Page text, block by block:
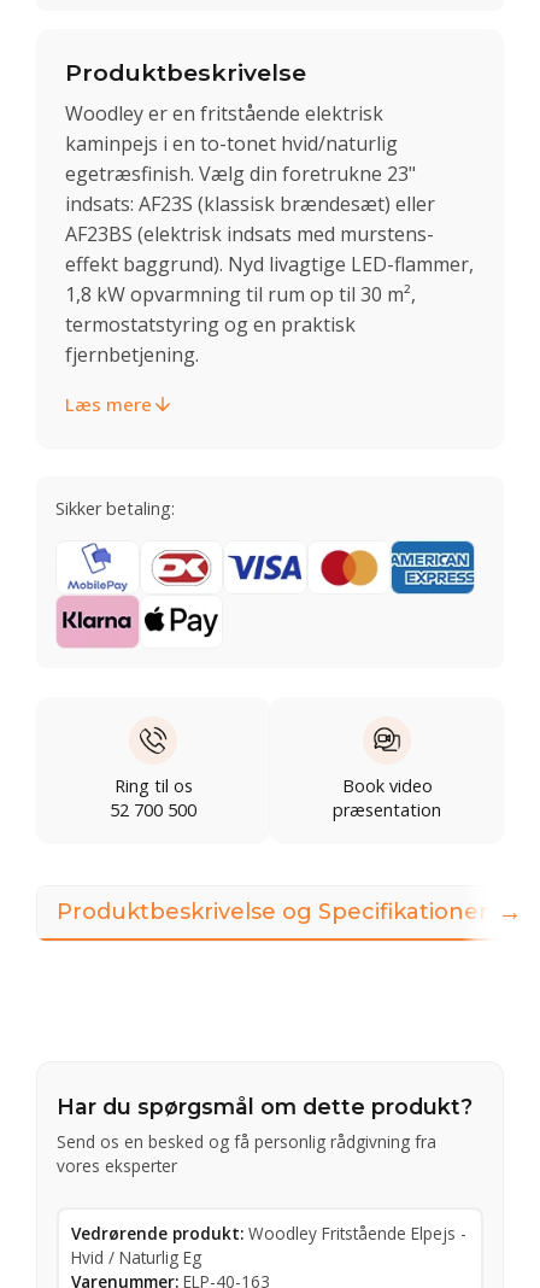
Produktbeskrivelse
Woodley er en fritstående elektrisk
kaminpejs i en to-tonet hvid/naturlig
egetræsfinish. Vælg din foretrukne 23"
indsats: AF23S (klassisk brændesæt) eller
AF23BS (elektrisk indsats med murstens-
effekt baggrund). Nyd livagtige LED-flammer,
1,8 kW opvarmning til rum op til 30 m²,
termostatstyring og en praktisk
fjernbetjening.
Læs mere
Sikker betaling:
Ring til os
52 700 500
Book video
præsentation
Produktbeskrivelse og Specifikationer
Har du spørgsmål om dette produkt?
Send os en besked og få personlig rådgivning fra
vores eksperter
Vedrørende produkt: Woodley Fritstående Elpejs -
Hvid / Naturlig Eg
Varenummer: ELP-40-163
→